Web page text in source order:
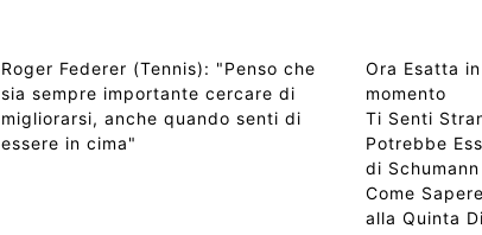
Roger Federer (Tennis): "Penso che
sia sempre importante cercare di
migliorarsi, anche quando senti di
essere in cima"
Ora Esatta
momento
Ti Senti
Potrebbe
di Schumann
Come
alla Quinta